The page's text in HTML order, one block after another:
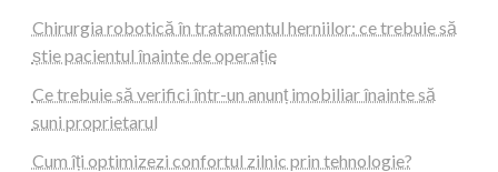
Chirurgia robotică în tratamentul herniilor: ce trebuie să
știe pacientul înainte de operație
Ce trebuie să verifici într-un anunț imobiliar înainte să
suni proprietarul
Cum îți optimizezi confortul zilnic prin tehnologie?